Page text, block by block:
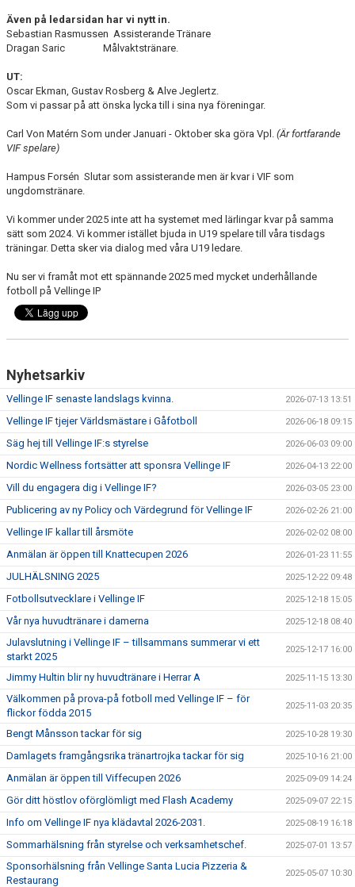
Även på ledarsidan har vi nytt in.
Sebastian Rasmussen Assisterande Tränare
Dragan Saric Målvaktstränare.
UT:
Oscar Ekman, Gustav Rosberg & Alve Jeglertz.
Som vi passar på att önska lycka till i sina nya föreningar.
Carl Von Matérn Som under Januari - Oktober ska göra Vpl. (Är fortfarande
VIF spelare)
Hampus Forsén Slutar som assisterande men är kvar i VIF som
ungdomstränare.
Vi kommer under 2025 inte att ha systemet med lärlingar kvar på samma
sätt som 2024. Vi kommer istället bjuda in U19 spelare till våra tisdags
träningar. Detta sker via dialog med våra U19 ledare.
Nu ser vi framåt mot ett spännande 2025 med mycket underhållande
fotboll på Vellinge IP
Nyhetsarkiv
Vellinge IF senaste landslags kvinna. 2026-07-13 13:51
Vellinge IF tjejer Världsmästare i Gåfotboll 2026-06-18 09:15
Säg hej till Vellinge IF:s styrelse 2026-06-03 09:00
Nordic Wellness fortsätter att sponsra Vellinge IF 2026-04-13 22:00
Vill du engagera dig i Vellinge IF? 2026-03-05 23:00
Publicering av ny Policy och Värdegrund för Vellinge IF 2026-02-26 21:00
Vellinge IF kallar till årsmöte 2026-02-02 08:00
Anmälan är öppen till Knattecupen 2026 2026-01-23 11:55
JULHÄLSNING 2025 2025-12-22 09:48
Fotbollsutvecklare i Vellinge IF 2025-12-18 15:05
Vår nya huvudtränare i damerna 2025-12-18 08:40
Julavslutning i Vellinge IF – tillsammans summerar vi ett
starkt 2025
2025-12-17 16:00
Jimmy Hultin blir ny huvudtränare i Herrar A 2025-11-15 13:30
Välkommen på prova-på fotboll med Vellinge IF – för
flickor födda 2015
2025-11-03 20:35
Bengt Månsson tackar för sig 2025-10-28 19:30
Damlagets framgångsrika tränartrojka tackar för sig 2025-10-16 21:00
Anmälan är öppen till Viffecupen 2026 2025-09-09 14:24
Gör ditt höstlov oförglömligt med Flash Academy 2025-09-07 22:15
Info om Vellinge IF nya klädavtal 2026-2031. 2025-08-19 16:18
Sommarhälsning från styrelse och verksamhetschef. 2025-07-01 13:57
Sponsorhälsning från Vellinge Santa Lucia Pizzeria &
Restaurang
2025-05-07 10:30